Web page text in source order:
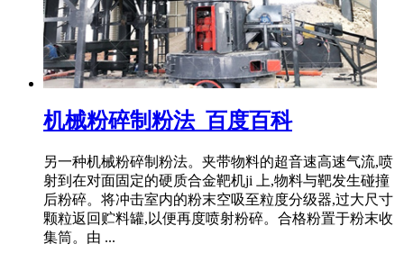
机械粉碎制粉法_百度百科
另一种机械粉碎制粉法。夹带物料的超音速高速气流,喷
射到在对面固定的硬质合金靶机ji 上,物料与靶发生碰撞
后粉碎。将冲击室内的粉末空吸至粒度分级器,过大尺寸
颗粒返回贮料罐,以便再度喷射粉碎。合格粉置于粉末收
集筒。由 ...